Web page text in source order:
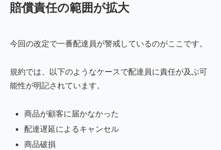
賠償責任の範囲が拡大
今回の改定で一番配達員が警戒しているのがここです。
規約では、以下のようなケースで配達員に責任が及ぶ可
能性が明記されています。
商品が顧客に届かなかった
配達遅延によるキャンセル
商品破損